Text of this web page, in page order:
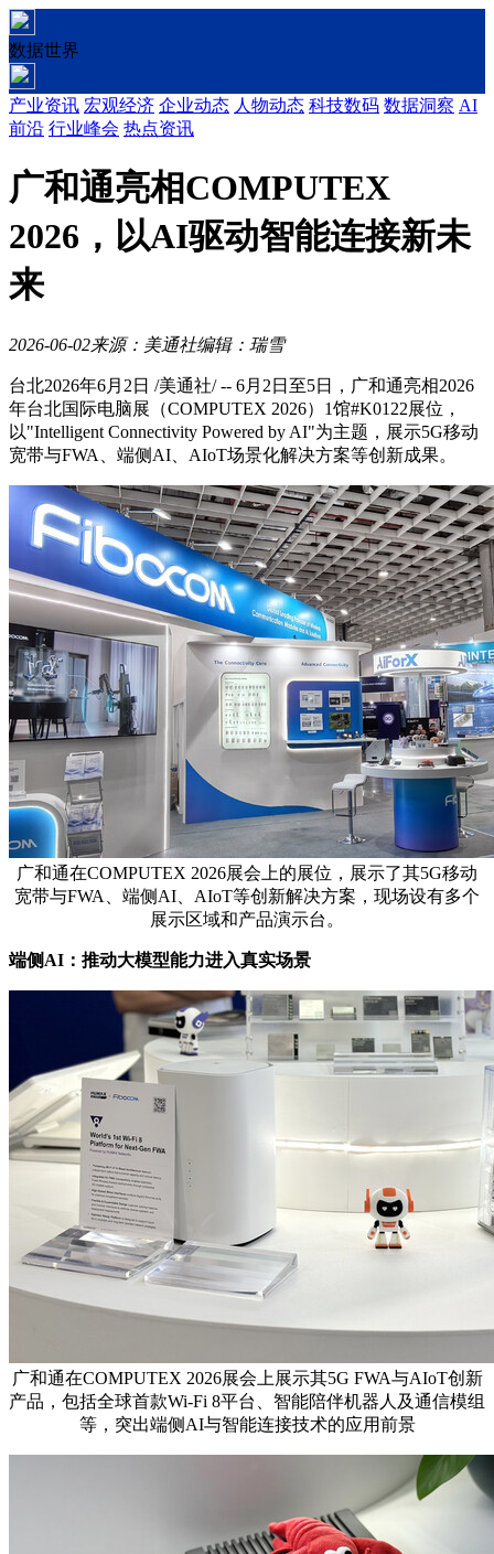
数据世界
产业资讯 宏观经济 企业动态 人物动态 科技数码 数据洞察 AI
前沿 行业峰会 热点资讯
广和通亮相COMPUTEX
2026，以AI驱动智能连接新未
来
2026-06-02来源：美通社编辑：瑞雪
台北2026年6月2日 /美通社/ -- 6月2日至5日，广和通亮相2026
年台北国际电脑展（COMPUTEX 2026）1馆#K0122展位，
以"Intelligent Connectivity Powered by AI"为主题，展示5G移动
宽带与FWA、端侧AI、AIoT场景化解决方案等创新成果。
广和通在COMPUTEX 2026展会上的展位，展示了其5G移动
宽带与FWA、端侧AI、AIoT等创新解决方案，现场设有多个
展示区域和产品演示台。
端侧AI ：推动大模型能力进入真实场景
广和通在COMPUTEX 2026展会上展示其5G FWA与AIoT创新
产品，包括全球首款Wi-Fi 8平台、智能陪伴机器人及通信模组
等，突出端侧AI与智能连接技术的应用前景